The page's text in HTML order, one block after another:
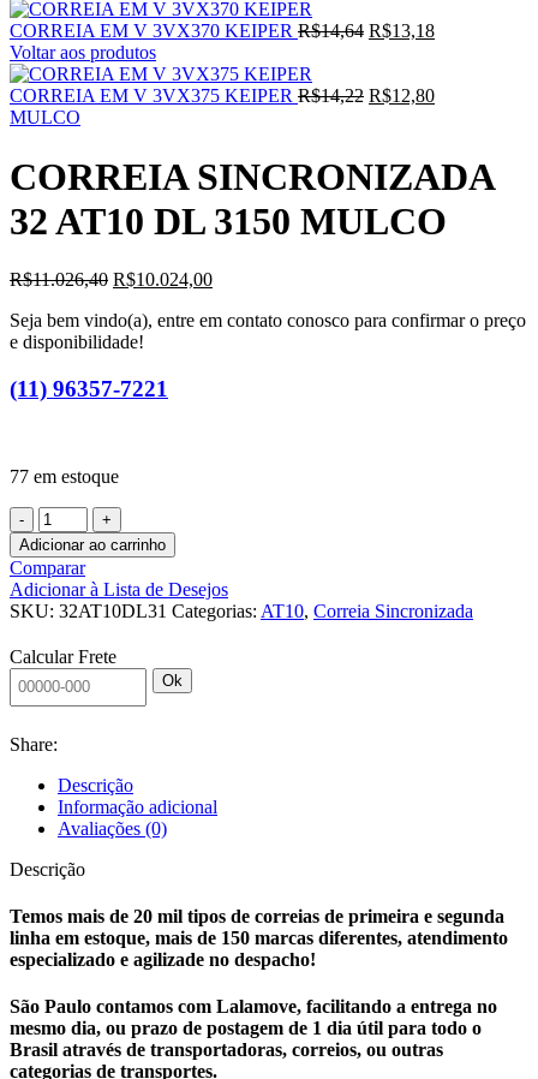
CORREIA EM V 3VX370 KEIPER R$14,64 R$13,18
Voltar aos produtos
CORREIA EM V 3VX375 KEIPER R$14,22 R$12,80
MULCO
CORREIA SINCRONIZADA
32 AT10 DL 3150 MULCO
R$11.026,40 R$10.024,00
Seja bem vindo(a), entre em contato conosco para confirmar o preço
e disponibilidade!
(11) 96357-7221
77 em estoque
Adicionar ao carrinho
Comparar
Adicionar à Lista de Desejos
SKU: 32AT10DL31 Categorias: AT10, Correia Sincronizada
Calcular Frete
Ok
Share:
Descrição
Informação adicional
Avaliações (0)
Descrição
Temos mais de 20 mil tipos de correias de primeira e segunda
linha em estoque, mais de 150 marcas diferentes, atendimento
especializado e agilizade no despacho!
São Paulo contamos com Lalamove, facilitando a entrega no
mesmo dia, ou prazo de postagem de 1 dia útil para todo o
Brasil através de transportadoras, correios, ou outras
categorias de transportes.